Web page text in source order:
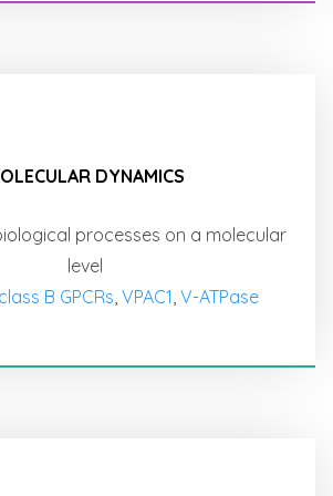
DYNAMICS
processes on a molecular
level
class B GPCRs, VPAC1, V-ATPase